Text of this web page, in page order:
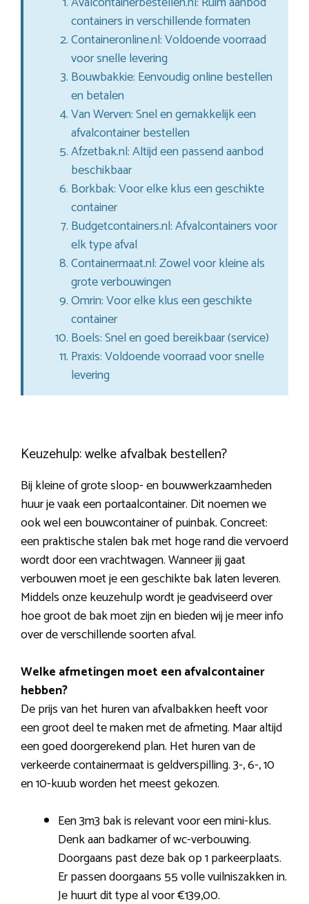
containers in verschillende formaten
Containeronline.nl: Voldoende voorraad
voor snelle levering
Bouwbakkie: Eenvoudig online bestellen
en betalen
Van Werven: Snel en gemakkelijk een
afvalcontainer bestellen
Afzetbak.nl: Altijd een passend aanbod
beschikbaar
Borkbak: Voor elke klus een geschikte
container
Budgetcontainers.nl: Afvalcontainers voor
elk type afval
Containermaat.nl: Zowel voor kleine als
grote verbouwingen
Omrin: Voor elke klus een geschikte
container
Boels: Snel en goed bereikbaar (service)
Praxis: Voldoende voorraad voor snelle
levering
Keuzehulp: welke afvalbak bestellen?
Bij kleine of grote sloop- en bouwwerkzaamheden
huur je vaak een portaalcontainer. Dit noemen we
ook wel een bouwcontainer of puinbak. Concreet:
een praktische stalen bak met hoge rand die vervoerd
wordt door een vrachtwagen. Wanneer jij gaat
verbouwen moet je een geschikte bak laten leveren.
Middels onze keuzehulp wordt je geadviseerd over
hoe groot de bak moet zijn en bieden wij je meer info
over de verschillende soorten afval.
Welke afmetingen moet een afvalcontainer
hebben?
De prijs van het huren van afvalbakken heeft voor
een groot deel te maken met de afmeting. Maar altijd
een goed doorgerekend plan. Het huren van de
verkeerde containermaat is geldverspilling. 3-, 6-, 10
en 10-kuub worden het meest gekozen.
Een 3m3 bak is relevant voor een mini-klus.
Denk aan badkamer of wc-verbouwing.
Doorgaans past deze bak op 1 parkeerplaats.
Er passen doorgaans 55 volle vuilniszakken in.
Je huurt dit type al voor €139,00.